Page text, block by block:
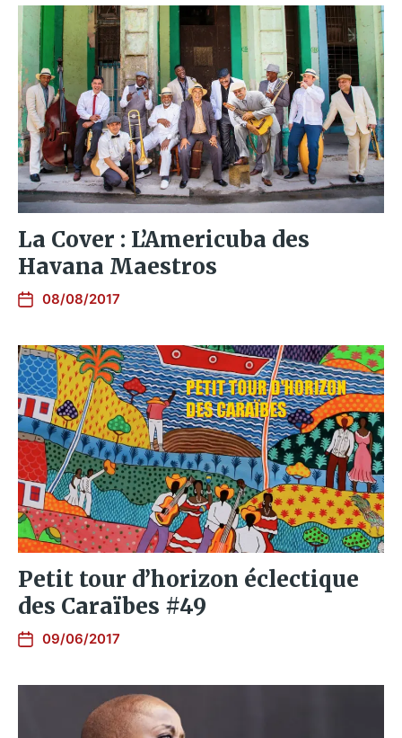
La Cover : L’Americuba des
Havana Maestros
08/08/2017
Petit tour d’horizon éclectique
des Caraïbes #49
09/06/2017